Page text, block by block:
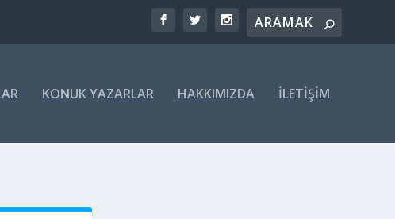
KONUK YAZARLAR HAKKIMIZDA İLETIŞIM